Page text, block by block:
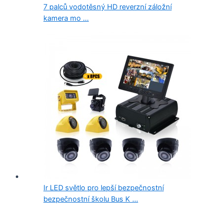
7 palců vodotěsný HD reverzní záložní
kamera mo ...
Ir LED světlo pro lepší bezpečnostní
bezpečnostní školu Bus K ...